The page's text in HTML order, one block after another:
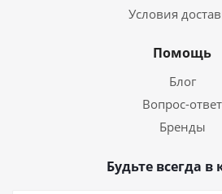
Условия
Помощь
Блог
Вопрос-ответ
Бренды
Будьте всегда в